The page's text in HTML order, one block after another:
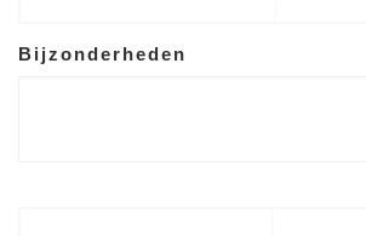
Bijzonderheden